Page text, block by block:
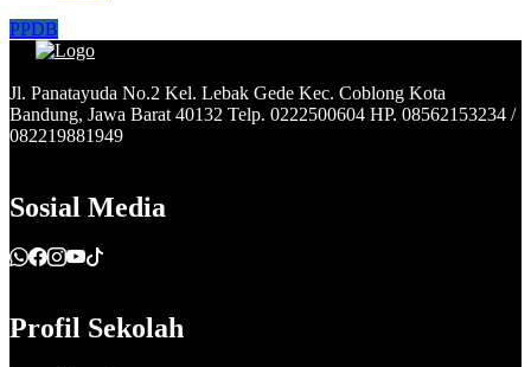
PPDB
Jl. Panatayuda No.2 Kel. Lebak Gede Kec. Coblong Kota
Bandung, Jawa Barat 40132 Telp. 0222500604 HP. 08562153234 /
082219881949
Sosial Media
Profil Sekolah